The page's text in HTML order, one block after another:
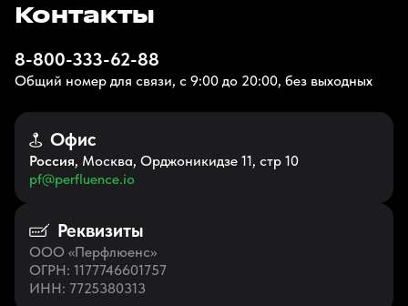
Контакты
8-800-333-62-88
Общий номер для связи, с 9:00 до 20:00, без выходных
Офис
Россия, Москва, Орджоникидзе 11, стр 10
pf@perfluence.io
Реквизиты
ООО «Перфлюенс»
ОГРН: 1177746601757
ИНН: 7725380313